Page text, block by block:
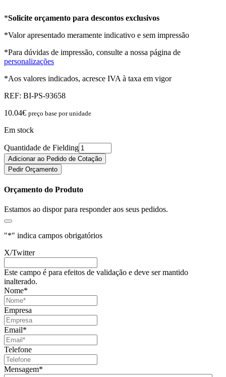
*Solicite orçamento para descontos exclusivos
*Valor apresentado meramente indicativo e sem impressão
*Para dúvidas de impressão, consulte a nossa página de
personalizações
*Aos valores indicados, acresce IVA à taxa em vigor
REF: BI-PS-93658
10.04€ preço base por unidade
Em stock
Quantidade de Fielding
Adicionar ao Pedido de Cotação
Pedir Orçamento
Orçamento do Produto
Estamos ao dispor para responder aos seus pedidos.
"*" indica campos obrigatórios
X/Twitter
Este campo é para efeitos de validação e deve ser mantido
inalterado.
Nome*
Empresa
Email*
Telefone
Mensagem*